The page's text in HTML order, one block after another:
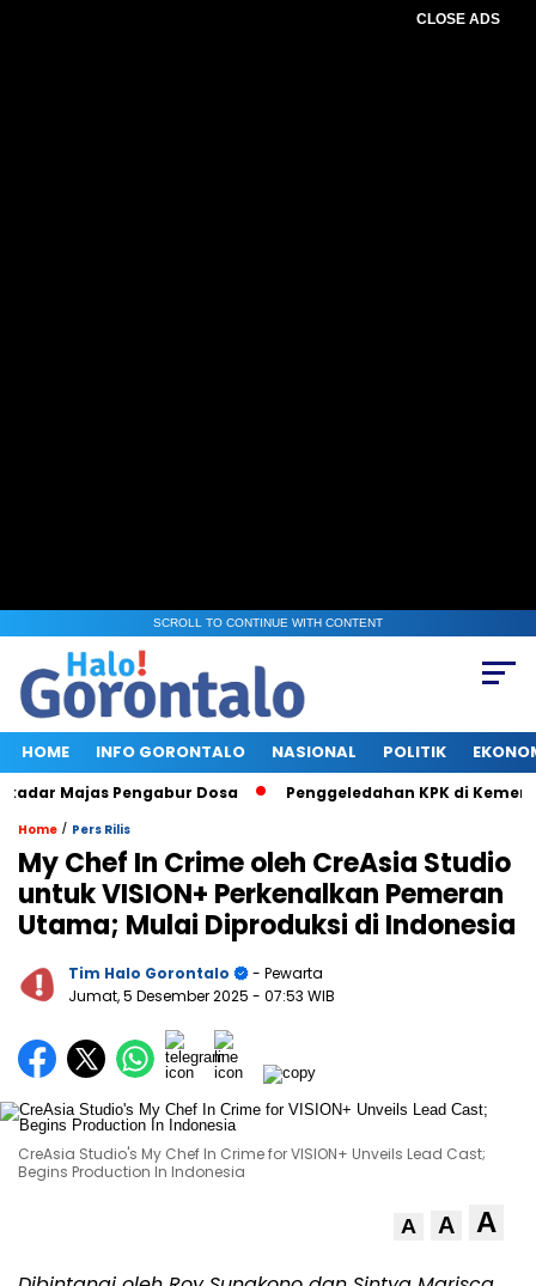
CLOSE ADS
SCROLL TO CONTINUE WITH CONTENT
HOME INFO GORONTALO NASIONAL POLITIK
Majas Pengabur Dosa Penggeledahan KPK di
Home / Pers Rilis
My Chef In Crime oleh CreAsia Studio
untuk VISION+ Perkenalkan Pemeran
Utama; Mulai Diproduksi di Indonesia
Tim Halo Gorontalo
- Pewarta
Jumat, 5 Desember 2025 - 07:53 WIB
CreAsia Studio's My Chef In Crime for VISION+ Unveils Lead Cast;
Begins Production In Indonesia
A A A